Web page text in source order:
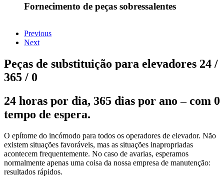
Fornecimento de peças sobressalentes
Previous
Next
Peças de substituição para elevadores 24 /
365 / 0
24 horas por dia, 365 dias por ano – com 0
tempo de espera.
O epítome do incómodo para todos os operadores de elevador. Não
existem situações favoráveis, mas as situações inapropriadas
acontecem frequentemente. No caso de avarias, esperamos
normalmente apenas uma coisa da nossa empresa de manutenção:
resultados rápidos.